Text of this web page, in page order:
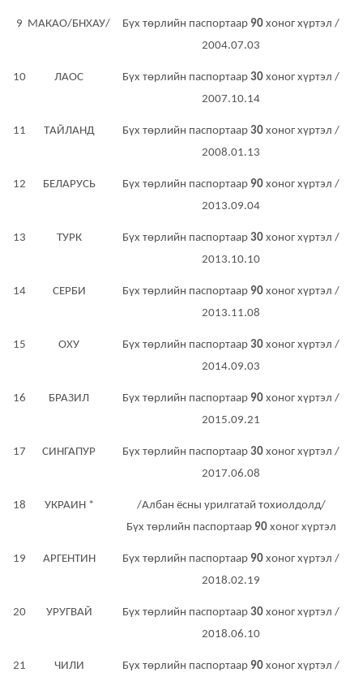
9 МАКАО/БНХАУ/ Бүх төрлийн паспортаар 90 хоног хүртэл /
2004.07.03
10 ЛАОС Бүх төрлийн паспортаар 30 хоног хүртэл /
2007.10.14
11 TАЙЛАНД Бүх төрлийн паспортаар 30 хоног хүртэл /
2008.01.13
12 БЕЛАРУСЬ Бүх төрлийн паспортаар 90 хоног хүртэл /
2013.09.04
13 ТУРК Бүх төрлийн паспортаар 30 хоног хүртэл /
2013.10.10
14 СЕРБИ Бүх төрлийн паспортаар 90 хоног хүртэл /
2013.11.08
15 ОХУ Бүх төрлийн паспортаар 30 хоног хүртэл /
2014.09.03
16 БРАЗИЛ Бүх төрлийн паспортаар 90 хоног хүртэл /
2015.09.21
17 СИНГАПУР Бүх төрлийн паспортаар 30 хоног хүртэл /
2017.06.08
18 УКРАИН *
/Албан ёсны урилгатай тохиолдолд/
Бүх төрлийн паспортаар 90хоног хүртэл
19 АРГЕНТИН Бүх төрлийн паспортаар 90 хоног хүртэл /
2018.02.19
20 УРУГВАЙ Бүх төрлийн паспортаар 30 хоног хүртэл /
2018.06.10
21 ЧИЛИ Бүх төрлийн паспортаар 90 хоног хүртэл /